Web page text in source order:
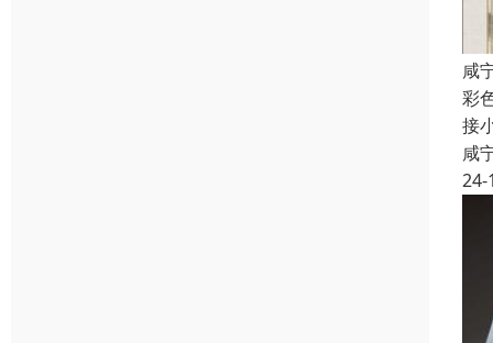
咸
彩
接
咸
24-